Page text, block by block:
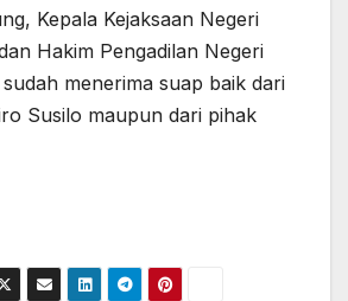
Kepala Kejaksaan Negeri
Hakim Pengadilan Negeri
menerima suap baik dari
Susilo maupun dari pihak